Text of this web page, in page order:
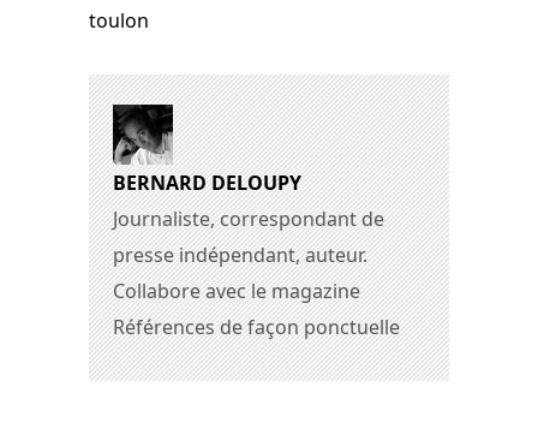
toulon
BERNARD DELOUPY
Journaliste, correspondant de
presse indépendant, auteur.
Collabore avec le magazine
Références de façon ponctuelle